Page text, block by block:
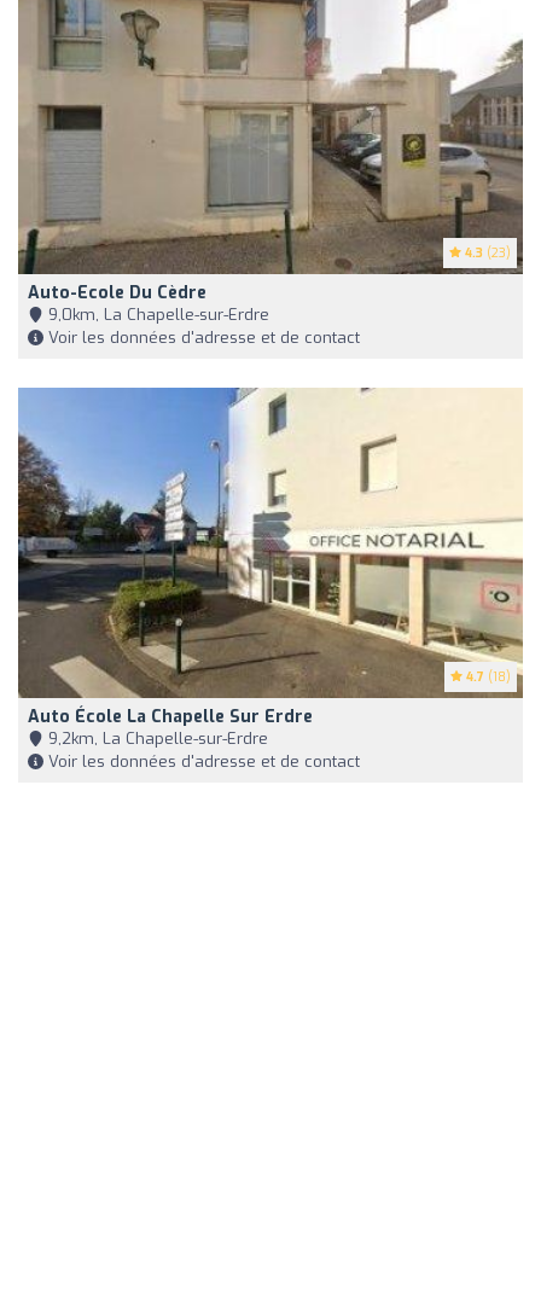
4.3 (23)
Auto-Ecole Du Cèdre
9,0km, La Chapelle-sur-Erdre
Voir les données d'adresse et de contact
4.7 (18)
Auto École La Chapelle Sur Erdre
9,2km, La Chapelle-sur-Erdre
Voir les données d'adresse et de contact